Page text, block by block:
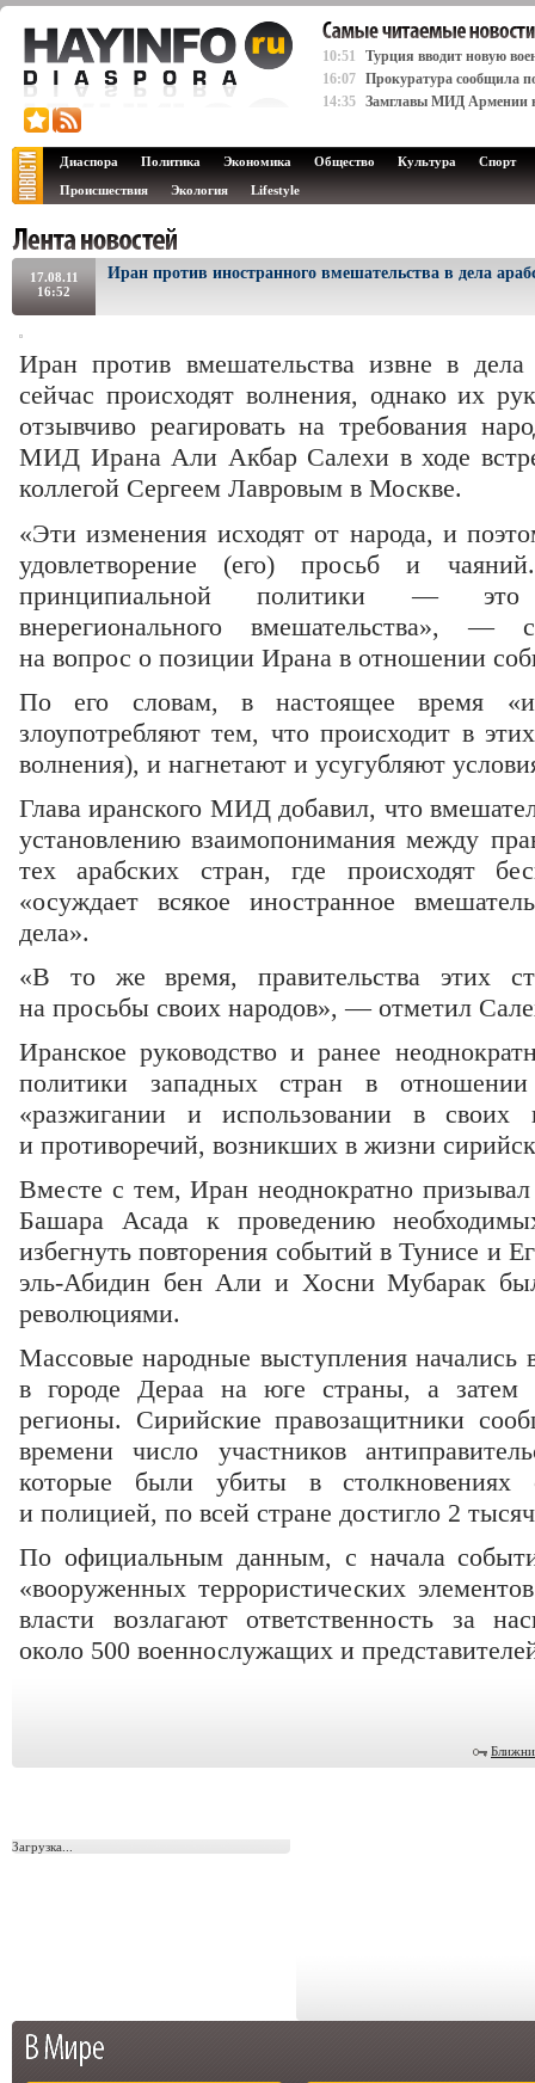
10:51
Турция вводит новую
16:07 Прокуратура сообщила
14:35 Замглавы МИД Армении
Диаспора Политика Экономика Общество Культура
Спорт
Происшествия
Экология Lifestyle
17.08.11
16:52
Иран против иностранного вмешательства в дела
Иран против вмешательства извне в
сейчас происходят волнения, однако их
отзывчиво реагировать на требования
МИД Ирана Али Акбар Салехи в ходе
коллегой Сергеем Лавровым в Москве.
«Эти изменения исходят от народа, и
удовлетворение (его) просьб и
принципиальной политики — это
внерегионального вмешательства», —
на вопрос о позиции Ирана в отношении
По его словам, в настоящее время
злоупотребляют тем, что происходит в
волнения), и нагнетают и усугубляют
Глава иранского МИД добавил, что
установлению взаимопонимания между
тех арабских стран, где происходят
«осуждает всякое иностранное
дела».
«В то же время, правительства этих
на просьбы своих народов», — отметил
Иранское руководство и ранее
политики западных стран в
«разжигании и использовании в своих
и противоречий, возникших в жизни
Вместе с тем, Иран неоднократно призывал
Башара Асада к проведению
избегнуть повторения событий в Тунисе и
эль-Абидин бен Али и Хосни Мубарак
революциями.
Массовые народные выступления начались
в городе Дераа на юге страны, а затем
регионы. Сирийские правозащитники
времени число участников
которые были убиты в столкновениях
и полицией, по всей стране достигло 2
По официальным данным, с начала
«вооруженных террористических
власти возлагают ответственность за
около 500 военнослужащих и
Загрузка...